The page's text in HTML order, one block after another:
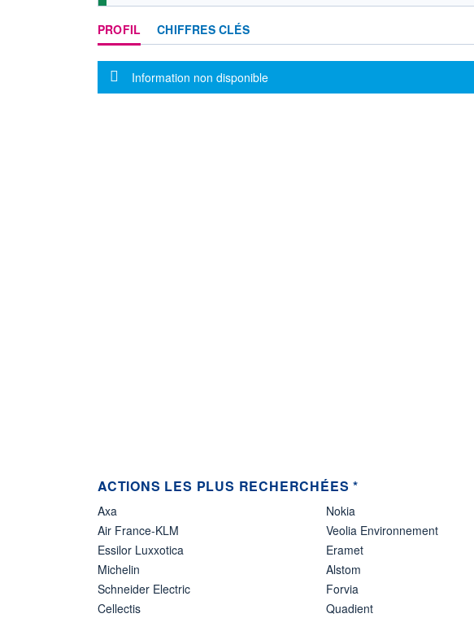
PROFIL CHIFFRES CLÉS
Message d'information
Information non disponible
ACTIONS LES PLUS RECHERCHÉES *
Axa
Air France-KLM
Essilor Luxxotica
Michelin
Schneider Electric
Cellectis
Nokia
Veolia Environnement
Eramet
Alstom
Forvia
Quadient